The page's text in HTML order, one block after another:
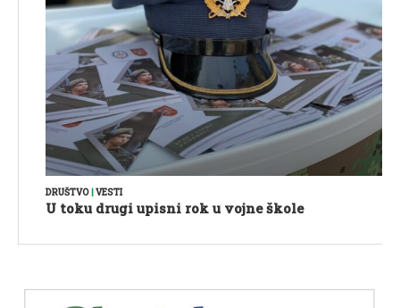
DRUŠTVO|VESTI
U toku drugi upisni rok u vojne škole